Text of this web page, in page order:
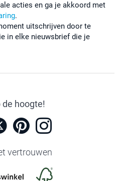
acties en ga je akkoord met
.
uitschrijven door te
in elke nieuwsbrief die je
de hoogte!
vertrouwen